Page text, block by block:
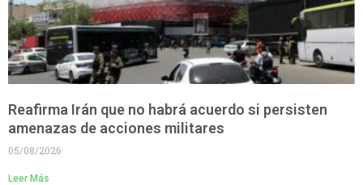
Reafirma Irán que no habrá acuerdo si persisten
amenazas de acciones militares
05/08/2026
Leer Más